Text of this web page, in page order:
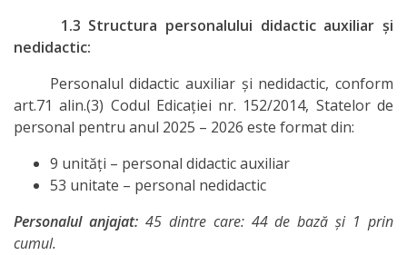
1.3 Structura personalului didactic auxiliar și
nedidactic:
Personalul didactic auxiliar și nedidactic, conform
art.71 alin.(3) Codul Edicației nr. 152/2014, Statelor de
personal pentru anul 2025 – 2026 este format din:
9 unități – personal didactic auxiliar
53 unitate – personal nedidactic
Personalul anjajat: 45 dintre care: 44 de bază și 1 prin
cumul.